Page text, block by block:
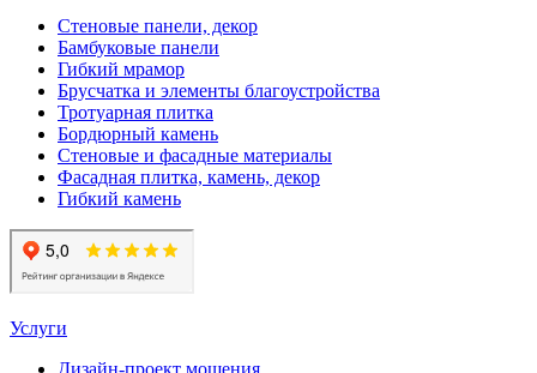
Стеновые панели, декор
Бамбуковые панели
Гибкий мрамор
Брусчатка и элементы благоустройства
Тротуарная плитка
Бордюрный камень
Стеновые и фасадные материалы
Фасадная плитка, камень, декор
Гибкий камень
Услуги
Дизайн-проект мощения